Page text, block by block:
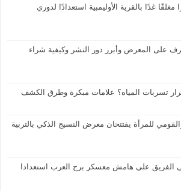
غدًا بالقرية الأوليمبية استعدادًا لدوري
على المعرض وأبرز دور النشر وكيفية شراء
تسربات المياه؟ علامات مبكرة وطرق الكشف
للمرأة يفتتحان معرض النسيج الذكي بالتربية
الفريق على هامش معسكر برج العرب استعدادا